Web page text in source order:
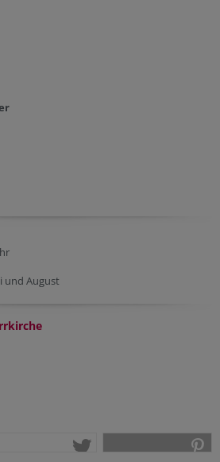
und August
kirche